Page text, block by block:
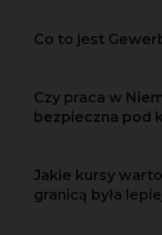
Co to jest
Czy praca w
bezpieczna pod
Jakie kursy
granicą była